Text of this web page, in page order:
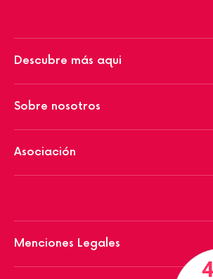
Descubre más aqui
Sobre nosotros
Asociación
Menciones Legales